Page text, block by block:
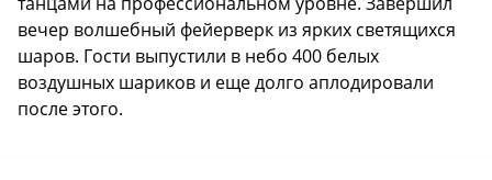
вечер волшебный фейерверк из ярких светящихся
шаров. Гости выпустили в небо 400 белых
воздушных шариков и еще долго аплодировали
после этого.